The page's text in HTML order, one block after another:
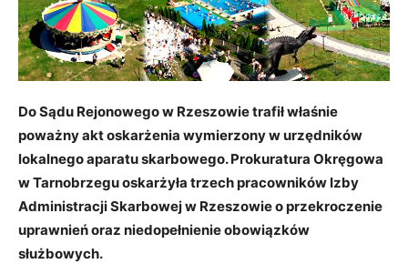
Do Sądu Rejonowego w Rzeszowie trafił właśnie
poważny akt oskarżenia wymierzony w urzędników
lokalnego aparatu skarbowego. Prokuratura Okręgowa
w Tarnobrzegu oskarżyła trzech pracowników Izby
Administracji Skarbowej w Rzeszowie o przekroczenie
uprawnień oraz niedopełnienie obowiązków
służbowych.